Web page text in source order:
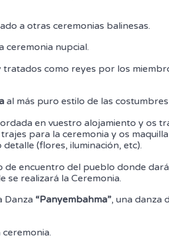
a otras ceremonias balinesas.
ceremonia nupcial.
tratados como reyes por los
al más puro estilo de las
en vuestro alojamiento y os
para la ceremonia y os
(flores, iluminación, etc).
de encuentro del pueblo donde
se realizará la Ceremonia.
Danza “Panyembahma”, una danza